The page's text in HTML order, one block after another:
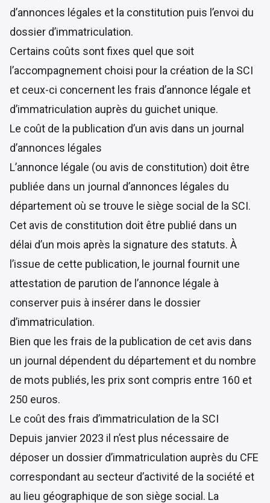
d’annonces légales et la constitution puis l’envoi du
dossier d’immatriculation.
Certains coûts sont fixes quel que soit
l’accompagnement choisi pour la création de la SCI
et ceux-ci concernent les frais d’annonce légale et
d’immatriculation auprès du guichet unique.
Le coût de la publication d’un avis dans un journal
d’annonces légales
L’annonce légale (ou avis de constitution) doit être
publiée dans un journal d’annonces légales du
département où se trouve le siège social de la SCI.
Cet avis de constitution doit être publié dans un
délai d’un mois après la signature des statuts. À
l’issue de cette publication, le journal fournit une
attestation de parution de l’annonce légale à
conserver puis à insérer dans le dossier
d’immatriculation.
Bien que les frais de la publication de cet avis dans
un journal dépendent du département et du nombre
de mots publiés, les prix sont compris entre 160 et
250 euros.
Le coût des frais d’immatriculation de la SCI
Depuis janvier 2023 il n’est plus nécessaire de
déposer un dossier d’immatriculation auprès du CFE
correspondant au secteur d’activité de la société et
au lieu géographique de son siège social. La